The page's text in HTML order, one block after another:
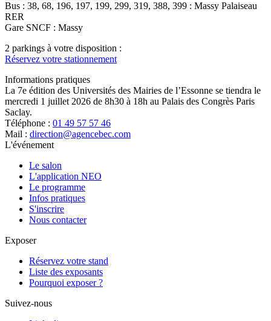
Bus : 38, 68, 196, 197, 199, 299, 319, 388, 399 : Massy Palaiseau
RER
Gare SNCF : Massy
2 parkings à votre disposition :
Réservez votre stationnement
Informations pratiques
La 7e édition des Universités des Mairies de l’Essonne se tiendra le
mercredi 1 juillet 2026 de 8h30 à 18h au Palais des Congrès Paris
Saclay.
Téléphone : 01 49 57 57 46
Mail : direction@agencebec.com
L'événement
Le salon
L'application NEO
Le programme
Infos pratiques
S'inscrire
Nous contacter
Exposer
Réservez votre stand
Liste des exposants
Pourquoi exposer ?
Suivez-nous